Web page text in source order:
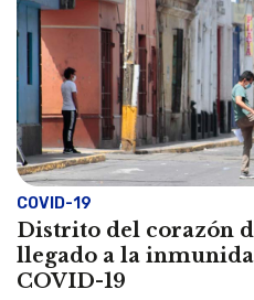
COVID-19
Distrito del corazón
llegado a la
COVID-19